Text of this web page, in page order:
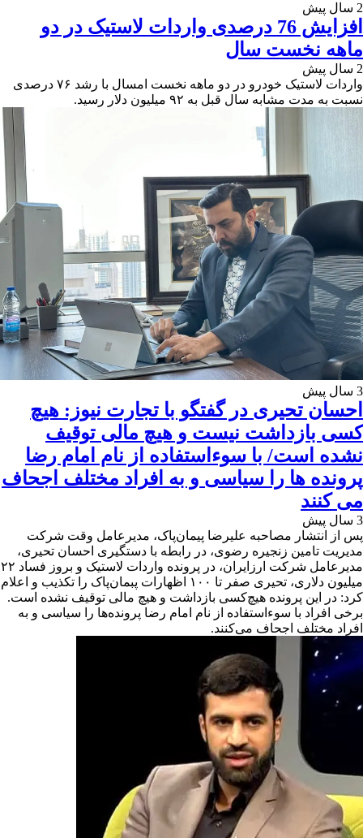
2 سال پیش
افزایش 76 درصدی واردات لاستیک در دو
ماهه نخست سال
2 سال پیش
واردات لاستیک خودرو در دو ماهه نخست امسال با رشد ۷۶ درصدی
نسبت به مدت مشابه سال قبل به ۹۲ میلیون دلار رسید.
3 سال پیش
احسان تحیری در گفتگو با تجارت نیوز: هیچ
کسی بازداشت نیست و هیچ مالی توقیف
نشده است/ با سوءاستفاده از نام امام رضا
پرونده ها را سیاسی و به افراد مختلف اجحاف
می کنند
3 سال پیش
پس از انتشار مصاحبه علیرضا پیمان‌پاک، مدیرعامل وقت شرکت
مدیریت تامین زنجیره رضوی، در رابطه با دستگیری احسان تحیری،
مدیرعامل شرکت ارزایران، در پرونده واردات لاستیک و بروز فساد ۲۲
میلیون دلاری، تحیری صفر تا ۱۰۰ اظهارات پبمان‌پاک را تکذیب و اعلام
کرد: در این پرونده هیچ‌کسی بازداشت و هیچ مالی توقیف نشده است.
برخی افراد با سوءاستفاده از نام امام رضا پرونده‌ها را سیاسی و به
افراد مختلف اجحاف می‌کنند.